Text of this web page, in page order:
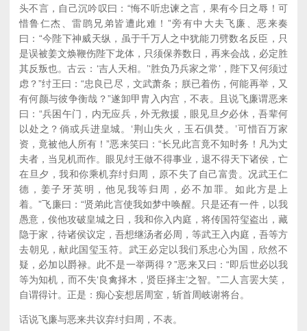
头不言，自己沉吟叹曰：“悔不听忠谏之言，果有今日之辱！可
惜鲁仁杰、雷鹍兄弟皆遭此难！”旁有中大夫飞廉、恶来奏
曰：“今陛下神威天纵，虽于千万人之中犹能刀劈数名反臣，只
是误被姜文焕鞭伤陛下龙体，只须保养数日，再来会战，必定胜
其反叛也。古云：‘吉人天相。’‘胜负乃兵家之常’，陛下又何须过
虑？”纣王曰：“忠良已尽，文武萧条；朕已着伤，何能再举，又
有何颜与彼争衡哉？”遂卸甲胄入内宫，不表。且说飞廉谓恶来
曰：“兵困午门，内无应兵，外无救援，眼见旦夕必休，吾辈何
以处之？倘或兵进皇城。‘荆山失火，玉石俱焚。’可惜百万家
资，竟被他人所有！”恶来笑曰：“长兄此言竟不知时务！凡为丈
夫者，当见机而作。眼见纣王做不得事业，退不得天下诸侯，亡
在旦夕，我和你乘机弃纣归周，原不失了自己富贵。况武王仁
德，姜子牙英明，他见我等归周，必不加罪。如此方是上
着。”飞廉曰：“贤弟此言使我如梦中唤醒。只是还有一件，以我
愚意，俟他攻破皇城之日，我和你入内庭，将传国符玺盗出，藏
隐于家，待诸侯议定，吾想继汤者必周，等武王入内庭，吾等方
去朝见，献此国玺玉符。武王必定以我们系忠心为国，欣然不
疑，必加以爵禄。此不是一举两得？”恶来又曰：“即后世必以我
等为知机，而不失‘良禽择木，贤臣择主’之智。”二人言罢大笑，
自谓得计。正是：痴心妄想居周室，斩首周岐谢将台。
话说飞廉与恶来共议弃纣归周，不表。